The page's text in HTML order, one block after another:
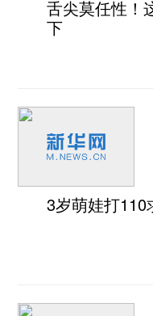
舌尖莫任性！
下
3岁萌娃打